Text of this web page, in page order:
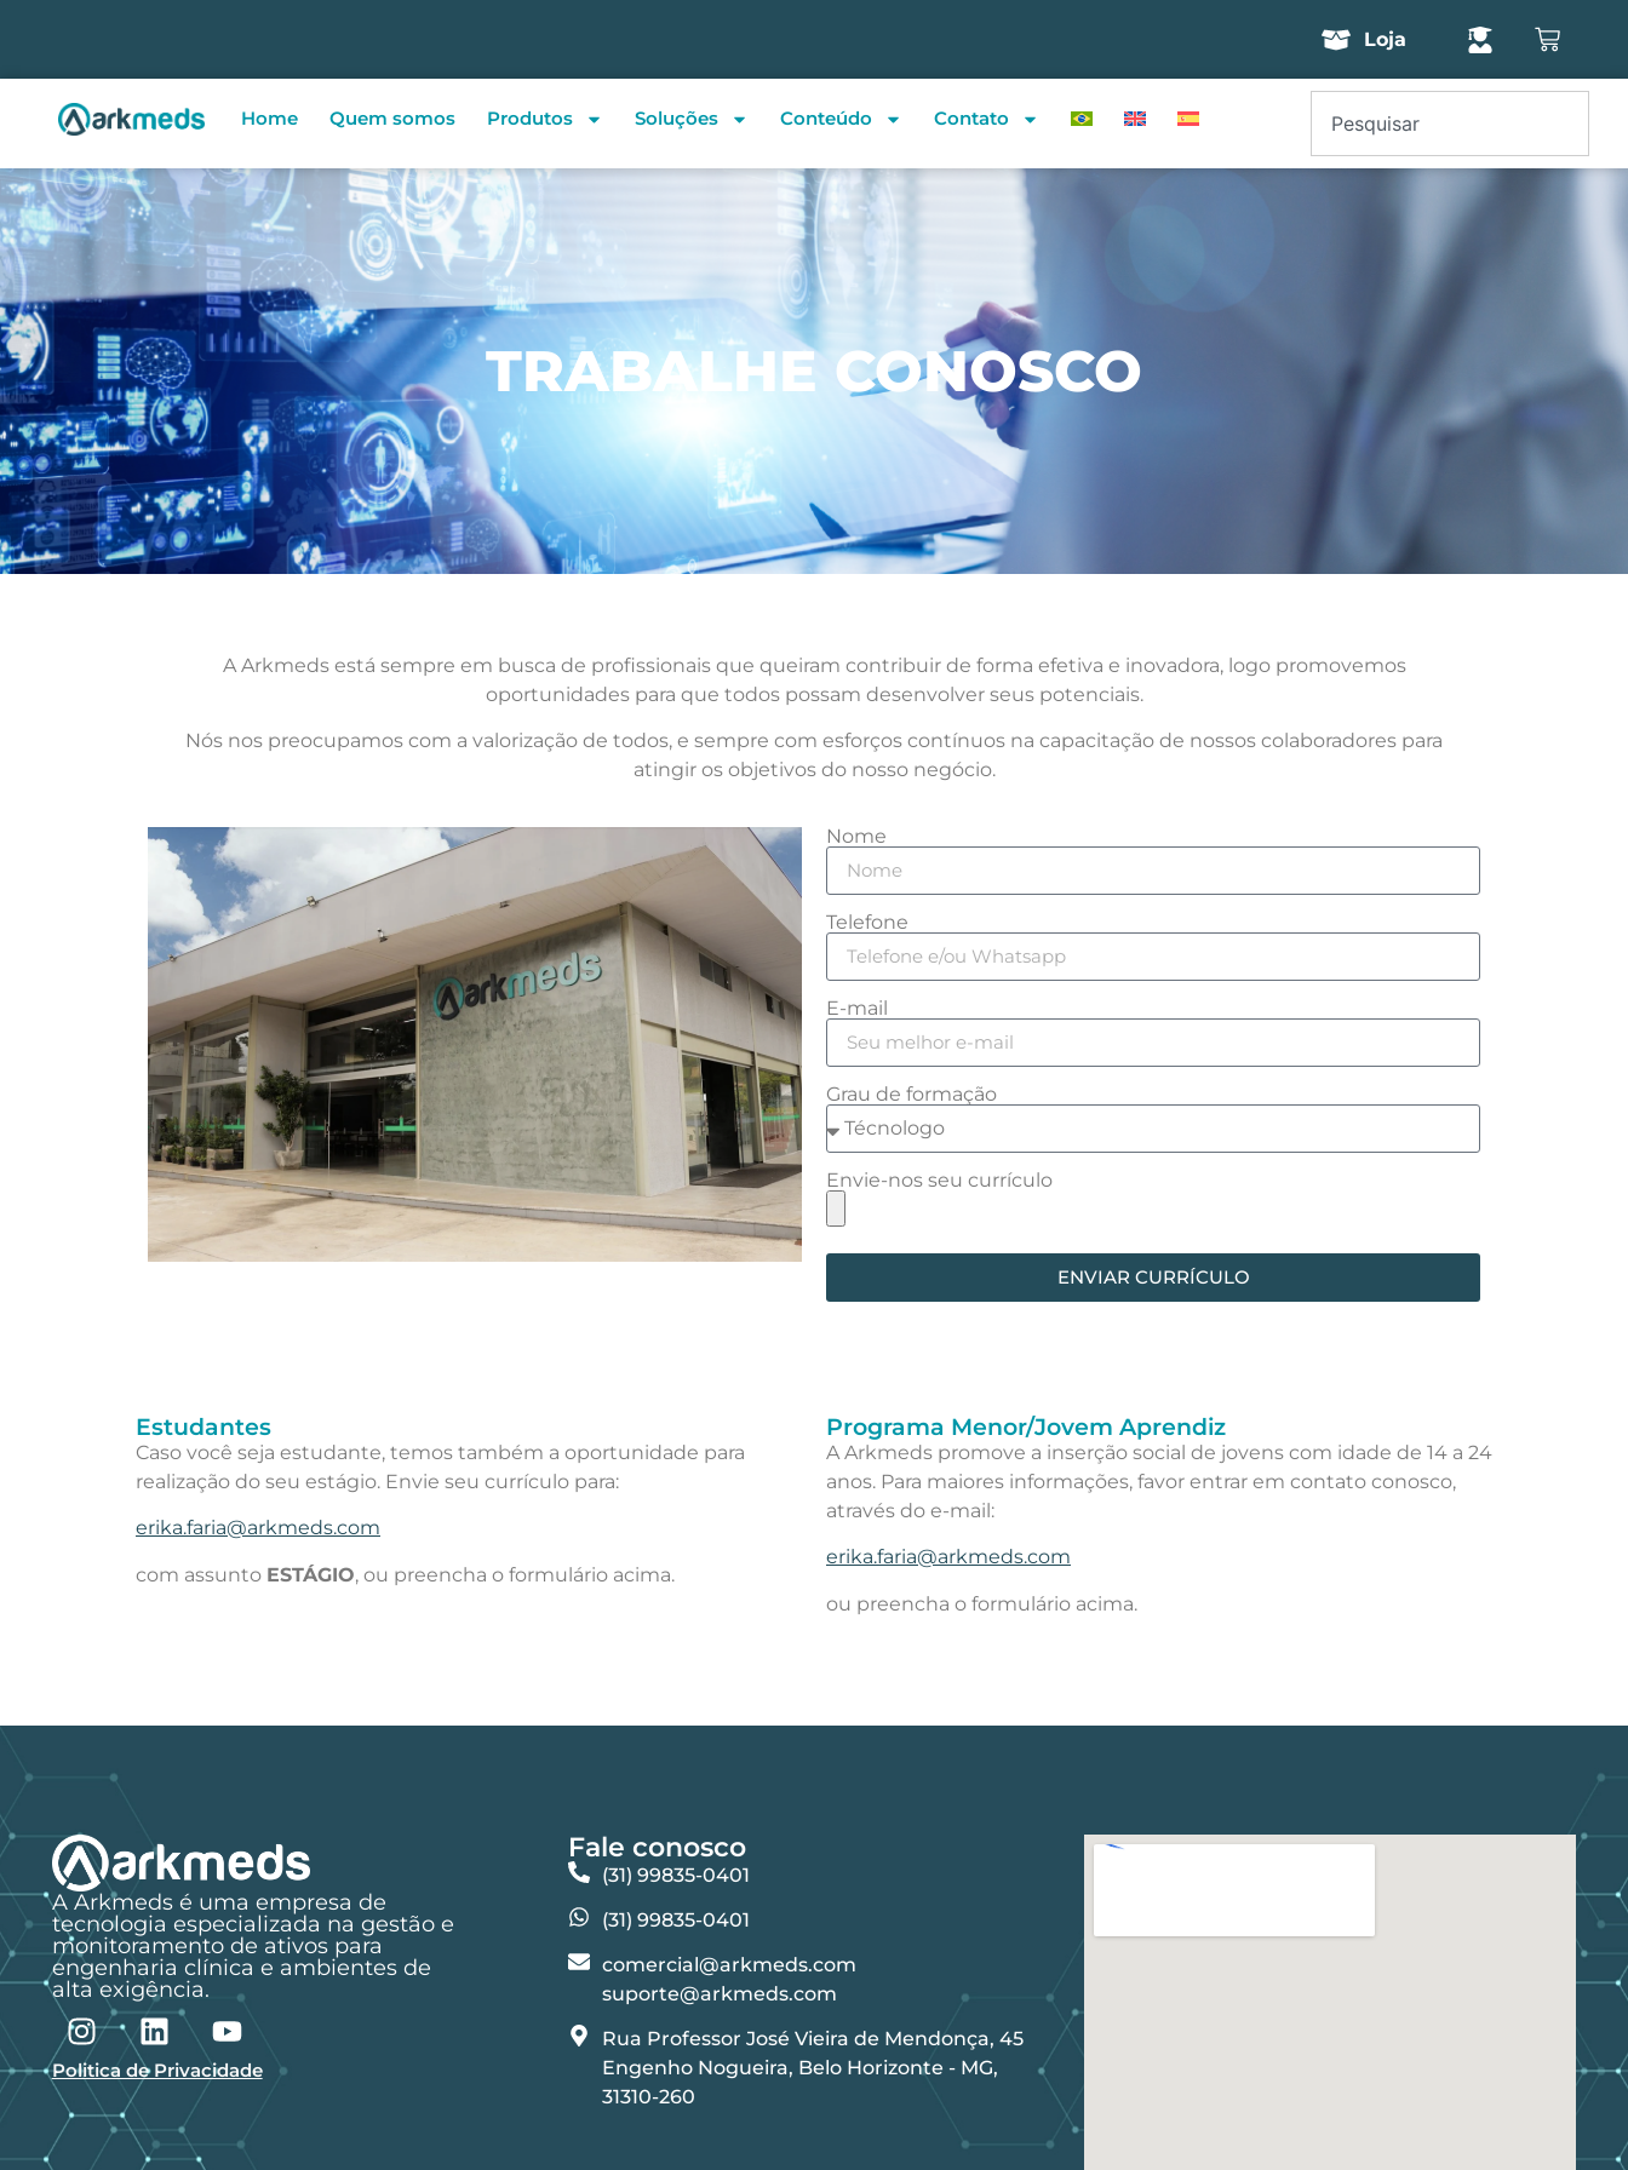
Loja
Home Quem somos Produtos Soluções Conteúdo Contato
TRABALHE CONOSCO
A Arkmeds está sempre em busca de profissionais que queiram contribuir de forma efetiva e inovadora, logo promovemos
oportunidades para que todos possam desenvolver seus potenciais.
Nós nos preocupamos com a valorização de todos, e sempre com esforços contínuos na capacitação de nossos colaboradores para
atingir os objetivos do nosso negócio.
Nome
Telefone
E-mail
Grau de formação
Envie-nos seu currículo
ENVIAR CURRÍCULO
Estudantes
Caso você seja estudante, temos também a oportunidade para
realização do seu estágio. Envie seu currículo para:
erika.faria@arkmeds.com
com assunto ESTÁGIO, ou preencha o formulário acima.
Programa Menor/Jovem Aprendiz
A Arkmeds promove a inserção social de jovens com idade de 14 a 24
anos. Para maiores informações, favor entrar em contato conosco,
através do e-mail:
erika.faria@arkmeds.com
ou preencha o formulário acima.
A Arkmeds é uma empresa de
tecnologia especializada na gestão e
monitoramento de ativos para
engenharia clínica e ambientes de
alta exigência.
Politica de Privacidade
Fale conosco
(31) 99835-0401
(31) 99835-0401
comercial@arkmeds.com
suporte@arkmeds.com
Rua Professor José Vieira de Mendonça, 45
Engenho Nogueira, Belo Horizonte - MG,
31310-260